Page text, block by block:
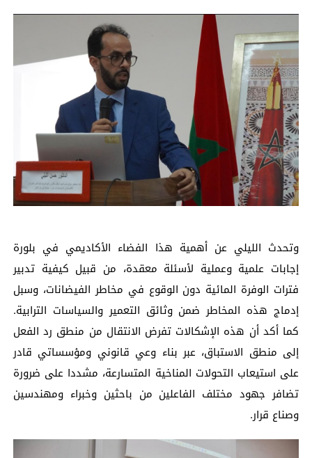
وتحدث الليلي عن أهمية هذا الفضاء الأكاديمي في بلورة
إجابات علمية وعملية لأسئلة معقدة، من قبيل كيفية تدبير
فترات الوفرة المائية دون الوقوع في مخاطر الفيضانات، وسبل
إدماج هذه المخاطر ضمن وثائق التعمير والسياسات الترابية.
كما أكد أن هذه الإشكالات تفرض الانتقال من منطق رد الفعل
إلى منطق الاستباق، عبر بناء وعي قانوني ومؤسساتي قادر
على استيعاب التحولات المناخية المتسارعة، مشددا على ضرورة
تضافر جهود مختلف الفاعلين من باحثين وخبراء ومهندسين
وصناع قرار.